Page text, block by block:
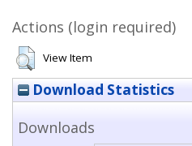
Actions (login required)
View Item
Download Statistics
Downloads